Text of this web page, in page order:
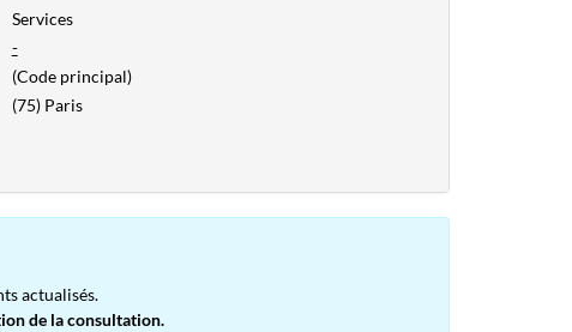
Services
-
(Code principal)
(75) Paris
actualisés.
de la consultation.